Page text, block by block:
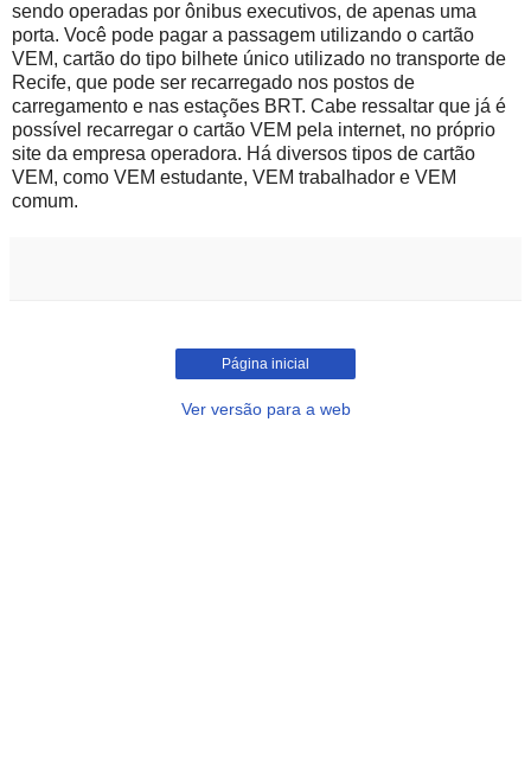
sendo operadas por ônibus executivos, de apenas uma
porta. Você pode pagar a passagem utilizando o cartão
VEM, cartão do tipo bilhete único utilizado no transporte de
Recife, que pode ser recarregado nos postos de
carregamento e nas estações BRT. Cabe ressaltar que já é
possível recarregar o cartão VEM pela internet, no próprio
site da empresa operadora. Há diversos tipos de cartão
VEM, como VEM estudante, VEM trabalhador e VEM
comum.
Página inicial
Ver versão para a web